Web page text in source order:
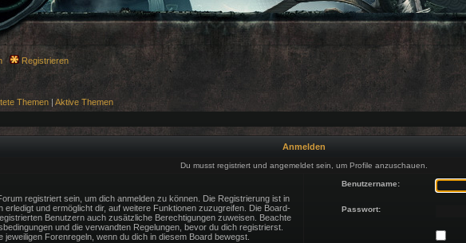
Registrieren
Themen | Aktive Themen
Anmelden
Du musst registriert und angemeldet sein, um Profile anzuschauen.
registriert sein, um dich anmelden zu können. Die Registrierung ist in
erledigt und ermöglicht dir, auf weitere Funktionen zuzugreifen. Die Board-
Benutzern auch zusätzliche Berechtigungen zuweisen. Beachte
und die verwandten Regelungen, bevor du dich registrierst.
jeweiligen Forenregeln, wenn du dich in diesem Board bewegst.
Benutzername:
Passwort: